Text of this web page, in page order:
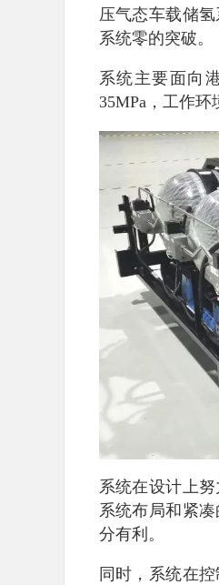
压气态车载储
系统零的突破。
系统主要面向
35MPa，工作
系统在设计上
系统布局和紧
分有利。
同时，系统在